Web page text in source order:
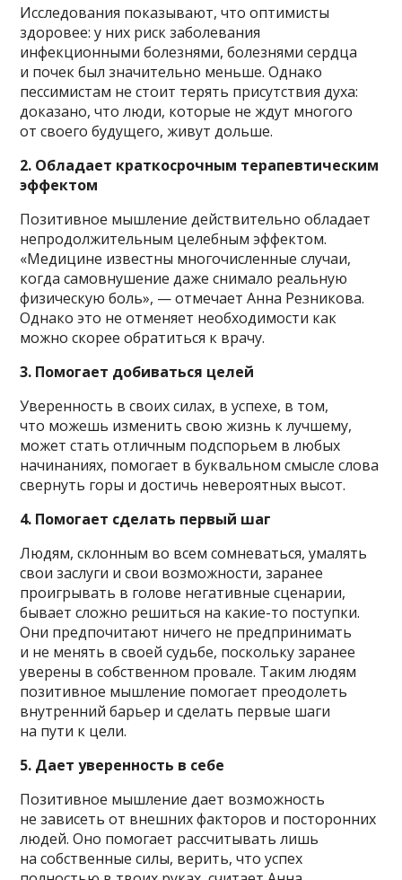
Исследования показывают, что оптимисты
здоровее: у них риск заболевания
инфекционными болезнями, болезнями сердца
и почек был значительно меньше. Однако
пессимистам не стоит терять присутствия духа:
доказано, что люди, которые не ждут многого
от своего будущего, живут дольше.
2. Обладает краткосрочным терапевтическим
эффектом
Позитивное мышление действительно обладает
непродолжительным целебным эффектом.
«Медицине известны многочисленные случаи,
когда самовнушение даже снимало реальную
физическую боль», — отмечает Анна Резникова.
Однако это не отменяет необходимости как
можно скорее обратиться к врачу.
3. Помогает добиваться целей
Уверенность в своих силах, в успехе, в том,
что можешь изменить свою жизнь к лучшему,
может стать отличным подспорьем в любых
начинаниях, помогает в буквальном смысле слова
свернуть горы и достичь невероятных высот.
4. Помогает сделать первый шаг
Людям, склонным во всем сомневаться, умалять
свои заслуги и свои возможности, заранее
проигрывать в голове негативные сценарии,
бывает сложно решиться на какие-то поступки.
Они предпочитают ничего не предпринимать
и не менять в своей судьбе, поскольку заранее
уверены в собственном провале. Таким людям
позитивное мышление помогает преодолеть
внутренний барьер и сделать первые шаги
на пути к цели.
5. Дает уверенность в себе
Позитивное мышление дает возможность
не зависеть от внешних факторов и посторонних
людей. Оно помогает рассчитывать лишь
на собственные силы, верить, что успех